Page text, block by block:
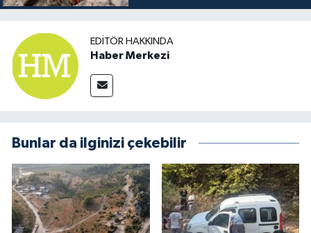
EDITÖR HAKKINDA
Haber Merkezi
Bunlar da ilginizi çekebilir